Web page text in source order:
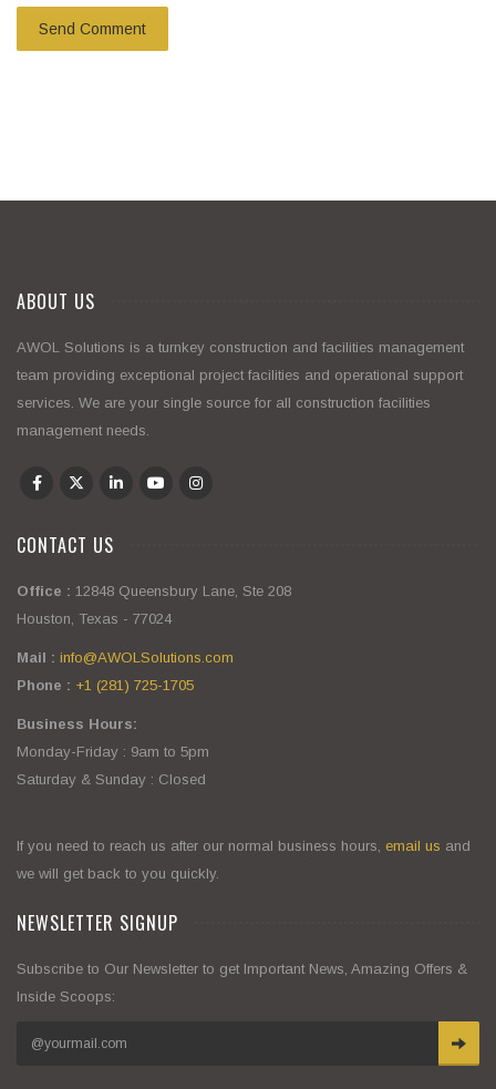
ABOUT US
AWOL Solutions is a turnkey construction and facilities management
team providing exceptional project facilities and operational support
services. We are your single source for all construction facilities
management needs.
CONTACT US
Office : 12848 Queensbury Lane, Ste 208
Houston, Texas - 77024
Mail : info@AWOLSolutions.com
Phone : +1 (281) 725-1705
Business Hours:
Monday-Friday : 9am to 5pm
Saturday & Sunday : Closed
If you need to reach us after our normal business hours, email us and
we will get back to you quickly.
NEWSLETTER SIGNUP
Subscribe to Our Newsletter to get Important News, Amazing Offers &
Inside Scoops: